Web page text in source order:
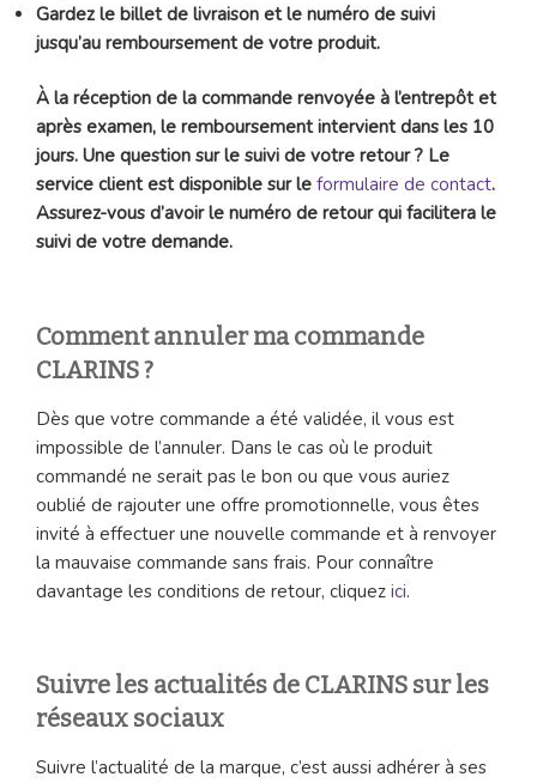
Gardez le billet de livraison et le numéro de suivi
jusqu’au remboursement de votre produit.
À la réception de la commande renvoyée à l’entrepôt et
après examen, le remboursement intervient dans les 10
jours. Une question sur le suivi de votre retour ? Le
service client est disponible sur le formulaire de contact.
Assurez-vous d’avoir le numéro de retour qui facilitera le
suivi de votre demande.
Comment annuler ma commande
CLARINS ?
Dès que votre commande a été validée, il vous est
impossible de l’annuler. Dans le cas où le produit
commandé ne serait pas le bon ou que vous auriez
oublié de rajouter une offre promotionnelle, vous êtes
invité à effectuer une nouvelle commande et à renvoyer
la mauvaise commande sans frais. Pour connaître
davantage les conditions de retour, cliquez ici.
Suivre les actualités de CLARINS sur les
réseaux sociaux
Suivre l’actualité de la marque, c’est aussi adhérer à ses